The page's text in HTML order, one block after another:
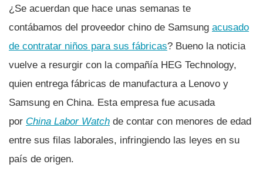
¿Se acuerdan que hace unas semanas te
contábamos del proveedor chino de Samsung acusado
de contratar niños para sus fábricas? Bueno la noticia
vuelve a resurgir con la compañí­a HEG Technology,
quien entrega fábricas de manufactura a Lenovo y
Samsung en China. Esta empresa fue acusada
por China Labor Watch de contar con menores de edad
entre sus filas laborales, infringiendo las leyes en su
paí­s de origen.